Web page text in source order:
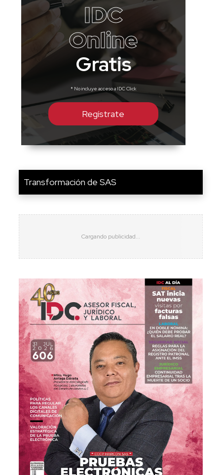
IDC
Online
Gratis
* No incluye acceso a IDC Click
Regístrate
Transformación de SAS